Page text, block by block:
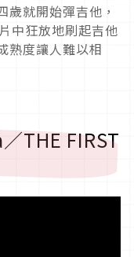
就開始彈吉他，
中狂放地刷起吉他
熟度讓人難以相
THE FIRST